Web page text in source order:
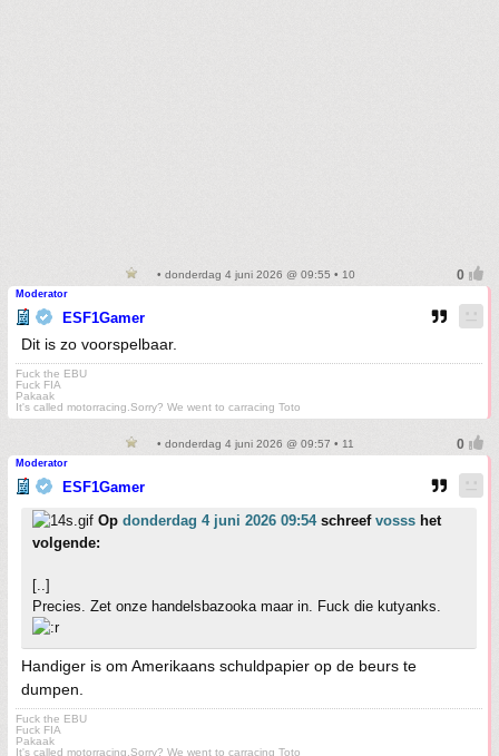
• donderdag 4 juni 2026 @ 09:55 • 10
Moderator
ESF1Gamer
Dit is zo voorspelbaar.
Fuck the EBU
Fuck FIA
Pakaak
It's called motorracing.Sorry? We went to carracing Toto
• donderdag 4 juni 2026 @ 09:57 • 11
Moderator
ESF1Gamer
Op donderdag 4 juni 2026 09:54schreef vosss het
volgende:
[..]
Precies. Zet onze handelsbazooka maar in. Fuck die kutyanks.
Handiger is om Amerikaans schuldpapier op de beurs te
dumpen.
Fuck the EBU
Fuck FIA
Pakaak
It's called motorracing.Sorry? We went to carracing Toto